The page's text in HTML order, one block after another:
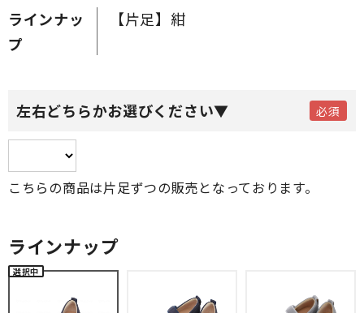
ラインナッ
プ
【片足】紺
左右どちらかお選びください▼
こちらの商品は片足ずつの販売となっております。
ラインナップ